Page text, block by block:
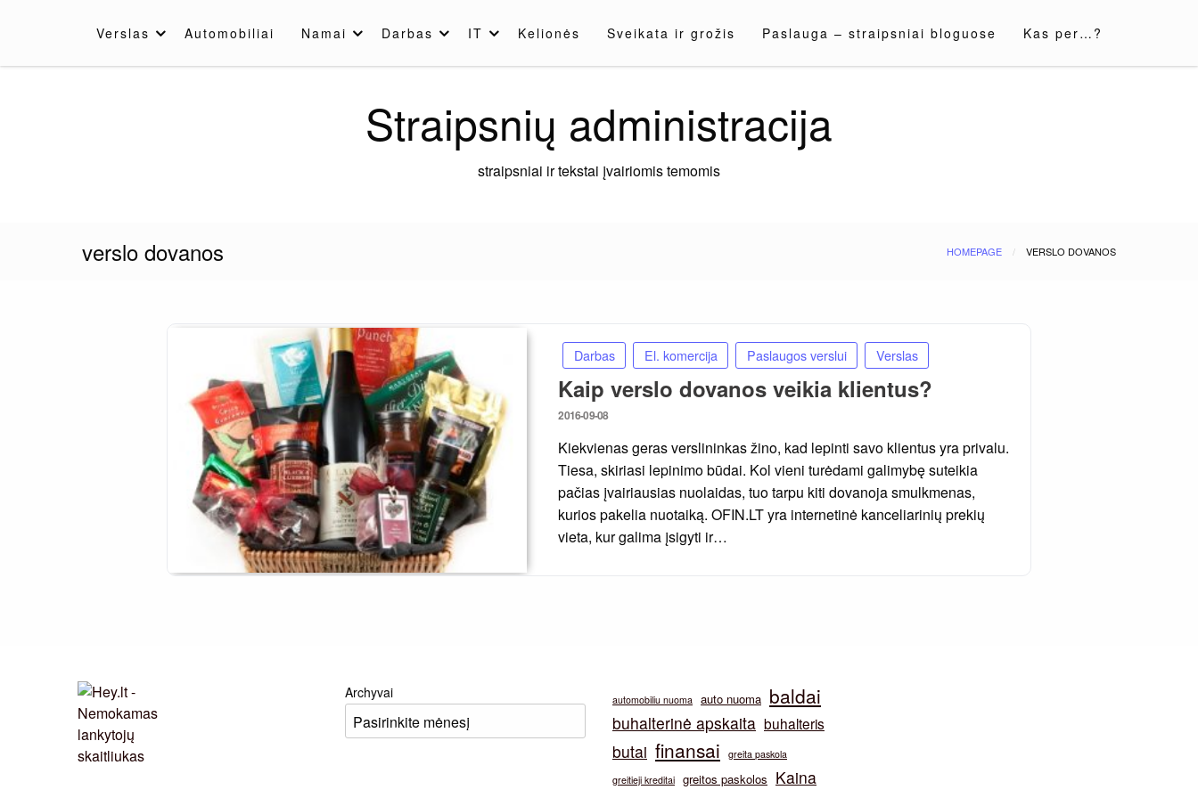
Verslas Automobiliai Namai Darbas IT Kelionės Sveikata ir grožis Paslauga – straipsniai bloguose Kas per…?
Straipsnių administracija
straipsniai ir tekstai įvairiomis temomis
verslo dovanos HOMEPAGE VERSLO DOVANOS
Darbas El. komercija Paslaugos verslui Verslas
Kaip verslo dovanos veikia klientus?
Posted
2016-09-08
Kiekvienas geras verslininkas žino, kad lepinti savo klientus yra privalu.
Tiesa, skiriasi lepinimo būdai. Kol vieni turėdami galimybę suteikia
pačias įvairiausias nuolaidas, tuo tarpu kiti dovanoja smulkmenas,
kurios pakelia nuotaiką. OFIN.LT yra internetinė kanceliarinių prekių
vieta, kur galima įsigyti ir…
Archyvai automobiliu nuoma auto nuoma baldai
buhalterinė apskaita buhalteris
butai finansai
greita paskola
greitieji kreditai greitos paskolos Kaina